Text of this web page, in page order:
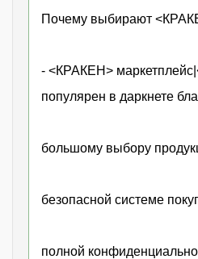
Почему выбирают
- <КРАКЕН>
популярен в даркнете
большому выбору
безопасной системе
полной